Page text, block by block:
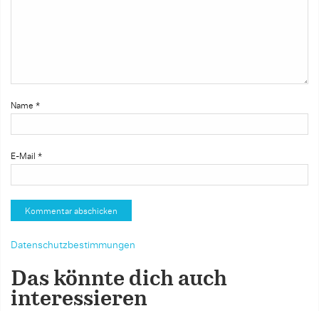
Name *
E-Mail *
Datenschutzbestimmungen
Das könnte dich auch
interessieren